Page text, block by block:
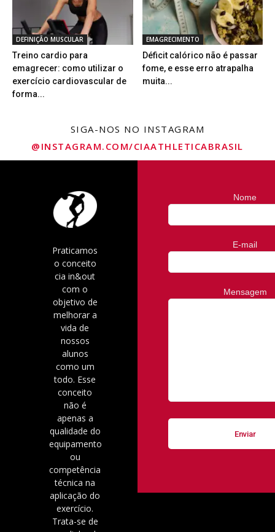
DEFINIÇÃO MUSCULAR
Treino cardio para
emagrecer: como utilizar o
exercício cardiovascular de
forma...
EMAGRECIMENTO
Déficit calórico não é passar
fome, e esse erro atrapalha
muita...
SIGA-NOS NO INSTAGRAM
@INSTAGRAM.COM/CIAATHLETICABRASIL
Nome
E-mail
Mensagem
Praticamos
o conceito
cia in&out
com o
objetivo de
melhorar a
vida de
nossos
alunos
como um
todo. Esse
conceito
não é
apenas a
qualidade do
equipamento
ou
competência
técnica na
aplicação do
exercício.
Trata-se de